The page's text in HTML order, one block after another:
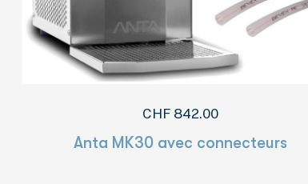
CHF842.00
Anta MK30 avec connecteurs